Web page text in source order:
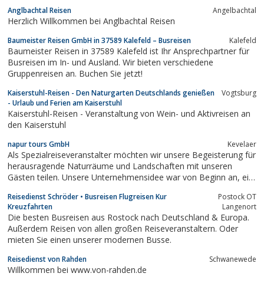
Anglbachtal Reisen Angelbachtal
Herzlich Willkommen bei Anglbachtal Reisen
Baumeister Reisen GmbH in 37589 Kalefeld – Busreisen Kalefeld
Baumeister Reisen in 37589 Kalefeld ist Ihr Ansprechpartner für
Busreisen im In- und Ausland. Wir bieten verschiedene
Gruppenreisen an. Buchen Sie jetzt!
Kaiserstuhl-Reisen - Den Naturgarten Deutschlands genießen
- Urlaub und Ferien am Kaiserstuhl
Vogtsburg
Kaiserstuhl-Reisen - Veranstaltung von Wein- und Aktivreisen an
den Kaiserstuhl
napur tours GmbH Kevelaer
Als Spezialreiseveranstalter möchten wir unsere Begeisterung für
herausragende Naturräume und Landschaften mit unseren
Gästen teilen. Unsere Unternehmensidee war von Beginn an, ein
persönlichen und individuellen Service sowie durch attraktive und
ausgefallene...
Reisedienst Schröder • Busreisen Flugreisen Kur
Kreuzfahrten
Postock OT
Langenort
Die besten Busreisen aus Rostock nach Deutschland & Europa.
Außerdem Reisen von allen großen Reiseveranstaltern. Oder
mieten Sie einen unserer modernen Busse.
Reisedienst von Rahden Schwanewede
Willkommen bei www.von-rahden.de